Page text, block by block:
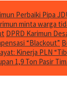
Perbaiki Pipa
minta warga
DPRD Karimun
“Blackout”
Kinerja PLN
1,9 Ton Pasir